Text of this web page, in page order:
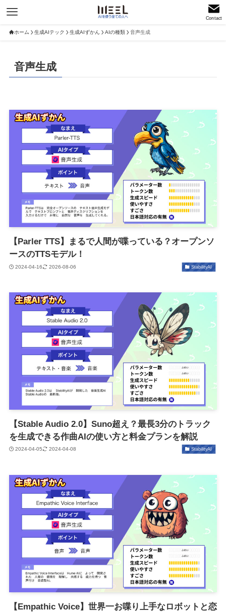
Contact
ホーム 生成AIテック 生成AIずかん AIの種類 音声生成
音声生成
【Parler TTS】まるで人間が喋っている？オープンソ
ースのTTSモデル！
2024-04-16 2026-08-06 StabilityAI
【Stable Audio 2.0】Suno超え？最長3分のトラック
を生成できる作曲AIの使い方と料金プランを解説
2024-04-05 2024-04-08 StabilityAI
【Empathic Voice】世界一お喋り上手なロボットと恋